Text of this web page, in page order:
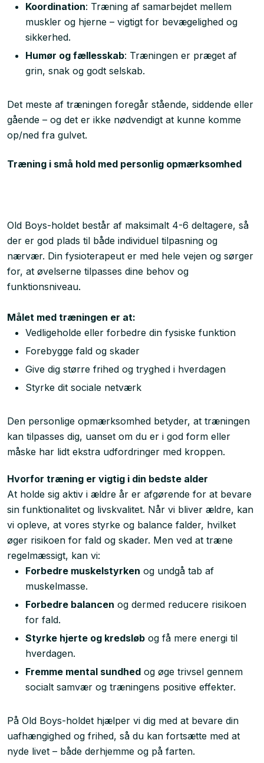
Koordination: Træning af samarbejdet mellem
muskler og hjerne – vigtigt for bevægelighed og
sikkerhed.
Humør og fællesskab: Træningen er præget af
grin, snak og godt selskab.
Det meste af træningen foregår stående, siddende eller
gående – og det er ikke nødvendigt at kunne komme
op/ned fra gulvet.
Træning i små hold med personlig opmærksomhed
Old Boys-holdet består af maksimalt 4-6 deltagere, så
der er god plads til både individuel tilpasning og
nærvær. Din fysioterapeut er med hele vejen og sørger
for, at øvelserne tilpasses dine behov og
funktionsniveau.
Målet med træningen er at:
Vedligeholde eller forbedre din fysiske funktion
Forebygge fald og skader
Give dig større frihed og tryghed i hverdagen
Styrke dit sociale netværk
Den personlige opmærksomhed betyder, at træningen
kan tilpasses dig, uanset om du er i god form eller
måske har lidt ekstra udfordringer med kroppen.
Hvorfor træning er vigtig i din bedste alder​
At holde sig aktiv i ældre år er afgørende for at bevare
sin funktionalitet og livskvalitet. Når vi bliver ældre, kan
vi opleve, at vores styrke og balance falder, hvilket
øger risikoen for fald og skader. Men ved at træne
regelmæssigt, kan vi:
Forbedre muskelstyrken og undgå tab af
muskelmasse.
Forbedre balancen og dermed reducere risikoen
for fald.
Styrke hjerte og kredsløb og få mere energi til
hverdagen.
Fremme mental sundhed og øge trivsel gennem
socialt samvær og træningens positive effekter.
På Old Boys-holdet hjælper vi dig med at bevare din
uafhængighed og frihed, så du kan fortsætte med at
nyde livet – både derhjemme og på farten.